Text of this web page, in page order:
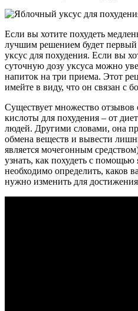
Если вы хотите похудеть
лучшим решением будет первый
уксус для похудения. Если вы
суточную дозу уксуса можно
напиток на три приема. Этот
имейте в виду, что он связан с
Существует множество отзывов
кислоты для похудения – от
людей. Другими словами, она
обмена веществ и вывести
является мочегонным
узнать, как похудеть с помощью
необходимо определить, каков
нужно изменить для достижения